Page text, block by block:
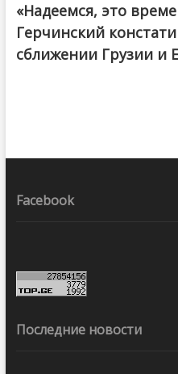
«Надеемся, это
Герчинский
сближении Грузии и
Facebook
Последние новости